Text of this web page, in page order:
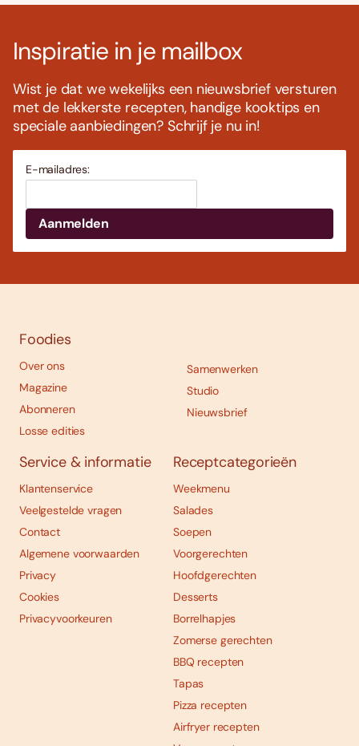
Inspiratie in je mailbox
Wist je dat we wekelijks een nieuwsbrief versturen
met de lekkerste recepten, handige kooktips en
speciale aanbiedingen? Schrijf je nu in!
E-mailadres:
Foodies
Over ons
Magazine
Abonneren
Losse edities
Samenwerken
Studio
Nieuwsbrief
Service & informatie
Klantenservice
Veelgestelde vragen
Contact
Algemene voorwaarden
Privacy
Cookies
Privacyvoorkeuren
Receptcategorieën
Weekmenu
Salades
Soepen
Voorgerechten
Hoofdgerechten
Desserts
Borrelhapjes
Zomerse gerechten
BBQ recepten
Tapas
Pizza recepten
Airfryer recepten